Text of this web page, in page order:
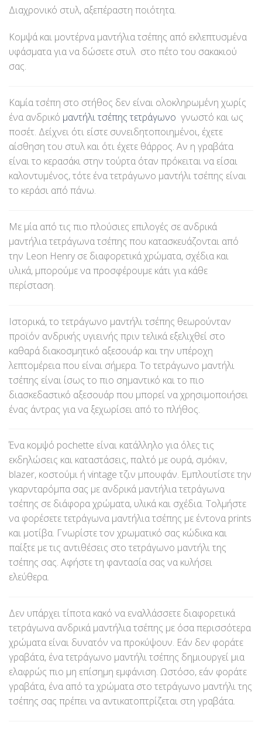
Διαχρονικό στυλ, αξεπέραστη ποιότητα.
Κομψά και μοντέρνα μαντήλια τσέπης από εκλεπτυσμένα
υφάσματα για να δώσετε στυλ στο πέτο του σακακιού
σας.
Καμία τσέπη στο στήθος δεν είναι ολοκληρωμένη χωρίς
ένα ανδρικό μαντήλι τσέπης τετράγωνο γνωστό και ως
ποσέτ. Δείχνει ότι είστε συνειδητοποιημένοι, έχετε
αίσθηση του στυλ και ότι έχετε θάρρος. Αν η γραβάτα
είναι το κερασάκι στην τούρτα όταν πρόκειται να είσαι
καλοντυμένος, τότε ένα τετράγωνο μαντήλι τσέπης είναι
το κεράσι από πάνω.
Με μία από τις πιο πλούσιες επιλογές σε ανδρικά
μαντήλια τετράγωνα τσέπης που κατασκευάζονται από
την Leon Henry σε διαφορετικά χρώματα, σχέδια και
υλικά, μπορούμε να προσφέρουμε κάτι για κάθε
περίσταση.
Ιστορικά, το τετράγωνο μαντήλι τσέπης θεωρούνταν
προϊόν ανδρικής υγιεινής πριν τελικά εξελιχθεί στο
καθαρά διακοσμητικό αξεσουάρ και την υπέροχη
λεπτομέρεια που είναι σήμερα. Το τετράγωνο μαντήλι
τσέπης είναι ίσως το πιο σημαντικό και το πιο
διασκεδαστικό αξεσουάρ που μπορεί να χρησιμοποιήσει
ένας άντρας για να ξεχωρίσει από το πλήθος.
Ένα κομψό pochette είναι κατάλληλο για όλες τις
εκδηλώσεις και καταστάσεις, παλτό με ουρά, σμόκιν,
blazer, κοστούμι ή vintage τζιν μπουφάν. Εμπλουτίστε την
γκαρνταρόμπα σας με ανδρικά μαντήλια τετράγωνα
τσέπης σε διάφορα χρώματα, υλικά και σχέδια. Τολμήστε
να φορέσετε τετράγωνα μαντήλια τσέπης με έντονα prints
και μοτίβα. Γνωρίστε τον χρωματικό σας κώδικα και
παίξτε με τις αντιθέσεις στο τετράγωνο μαντήλι της
τσέπης σας. Αφήστε τη φαντασία σας να κυλήσει
ελεύθερα.
Δεν υπάρχει τίποτα κακό να εναλλάσσετε διαφορετικά
τετράγωνα ανδρικά μαντήλια τσέπης με όσα περισσότερα
χρώματα είναι δυνατόν να προκύψουν. Εάν δεν φοράτε
γραβάτα, ένα τετράγωνο μαντήλι τσέπης δημιουργεί μια
ελαφρώς πιο μη επίσημη εμφάνιση. Ωστόσο, εάν φοράτε
γραβάτα, ένα από τα χρώματα στο τετράγωνο μαντήλι της
τσέπης σας πρέπει να αντικατοπτρίζεται στη γραβάτα.